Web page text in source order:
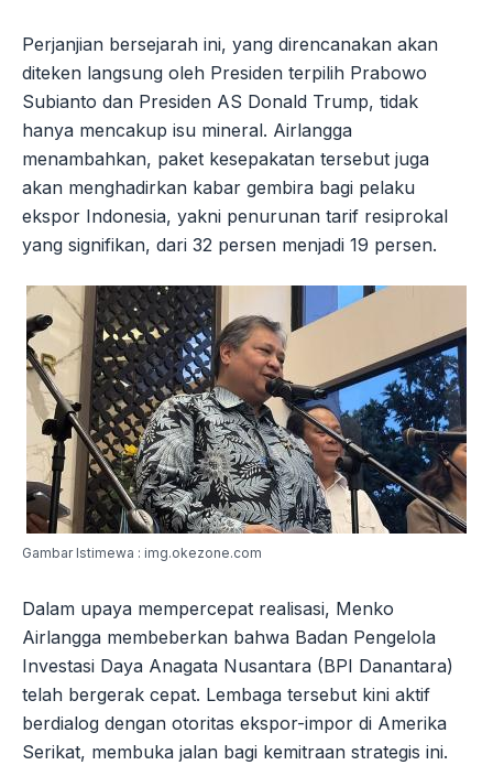
Perjanjian bersejarah ini, yang direncanakan akan
diteken langsung oleh Presiden terpilih Prabowo
Subianto dan Presiden AS Donald Trump, tidak
hanya mencakup isu mineral. Airlangga
menambahkan, paket kesepakatan tersebut juga
akan menghadirkan kabar gembira bagi pelaku
ekspor Indonesia, yakni penurunan tarif resiprokal
yang signifikan, dari 32 persen menjadi 19 persen.
Gambar Istimewa : img.okezone.com
Dalam upaya mempercepat realisasi, Menko
Airlangga membeberkan bahwa Badan Pengelola
Investasi Daya Anagata Nusantara (BPI Danantara)
telah bergerak cepat. Lembaga tersebut kini aktif
berdialog dengan otoritas ekspor-impor di Amerika
Serikat, membuka jalan bagi kemitraan strategis ini.